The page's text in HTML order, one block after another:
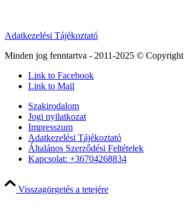
Adatkezelési Tájékoztató
Minden jog fenntartva - 2011-2025 ©
Link to Facebook
Link to Mail
Szakirodalom
Jogi nyilatkozat
Impresszum
Adatkezelési Tájékoztató
Általános Szerződési Feltételek
Kapcsolat: +36704268834
Visszagörgetés a tetejére